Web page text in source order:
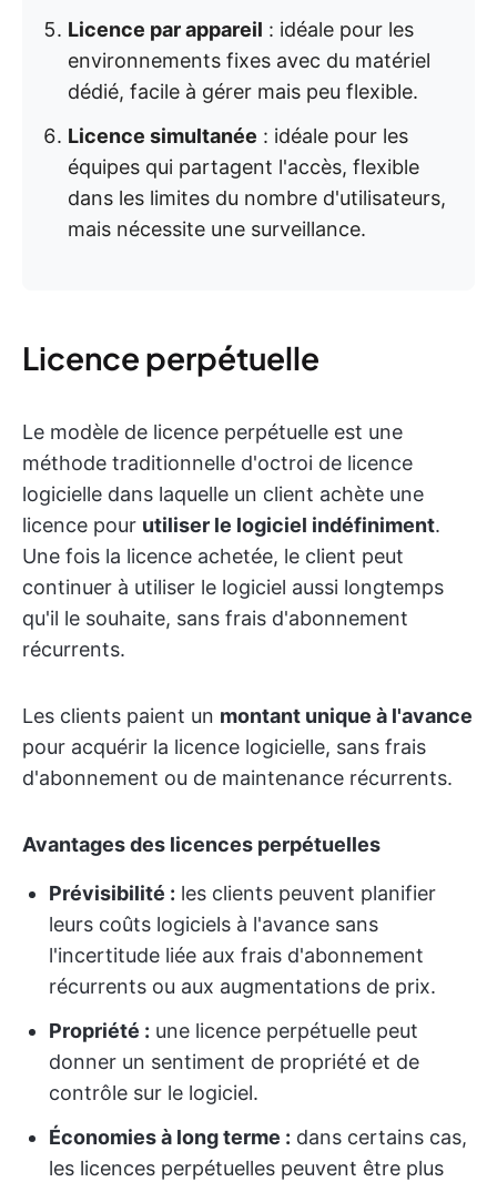
Licence par appareil : idéale pour les
environnements fixes avec du matériel
dédié, facile à gérer mais peu flexible.
Licence simultanée : idéale pour les
équipes qui partagent l'accès, flexible
dans les limites du nombre d'utilisateurs,
mais nécessite une surveillance.
Licence perpétuelle
Le modèle de licence perpétuelle est une
méthode traditionnelle d'octroi de licence
logicielle dans laquelle un client achète une
licence pour utiliser le logiciel indéfiniment.
Une fois la licence achetée, le client peut
continuer à utiliser le logiciel aussi longtemps
qu'il le souhaite, sans frais d'abonnement
récurrents.
Les clients paient un montant unique à l'avance
pour acquérir la licence logicielle, sans frais
d'abonnement ou de maintenance récurrents.
Avantages des licences perpétuelles
Prévisibilité : les clients peuvent planifier
leurs coûts logiciels à l'avance sans
l'incertitude liée aux frais d'abonnement
récurrents ou aux augmentations de prix.
Propriété : une licence perpétuelle peut
donner un sentiment de propriété et de
contrôle sur le logiciel.
Économies à long terme : dans certains cas,
les licences perpétuelles peuvent être plus